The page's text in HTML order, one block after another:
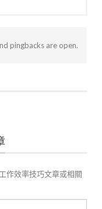
pingbacks are open.
作效率技巧文章或相關